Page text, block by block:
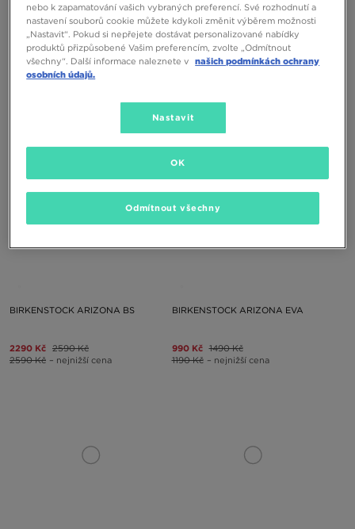
BIRKENSTOCK ARIZONA EVA BIRKENSTOCK ARIZONA EVA
BIRKENSTOCK ARIZONA BS
2290 Kč 2590 Kč
2590 Kč – nejnižší cena
BIRKENSTOCK ARIZONA EVA
990 Kč 1490 Kč
1190 Kč – nejnižší cena
nebo k zapamatování vašich vybraných preferencí. Své rozhodnutí a
nastavení souborů cookie můžete kdykoli změnit výběrem možnosti
„Nastavit“. Pokud si nepřejete dostávat personalizované nabídky
produktů přizpůsobené Vašim preferencím, zvolte „Odmítnout
všechny“. Další informace naleznete v našich podmínkách ochrany
osobních údajů.
Nastavit
Odmítnout všechny
OK